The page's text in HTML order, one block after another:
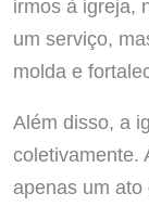
irmos à igreja,
um serviço,
molda e
Além disso, a
coletivamente.
apenas um